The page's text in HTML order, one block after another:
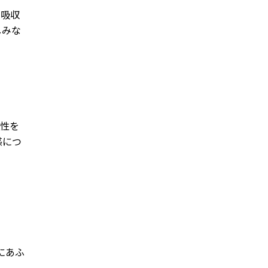
収
な
を
つ
あふ